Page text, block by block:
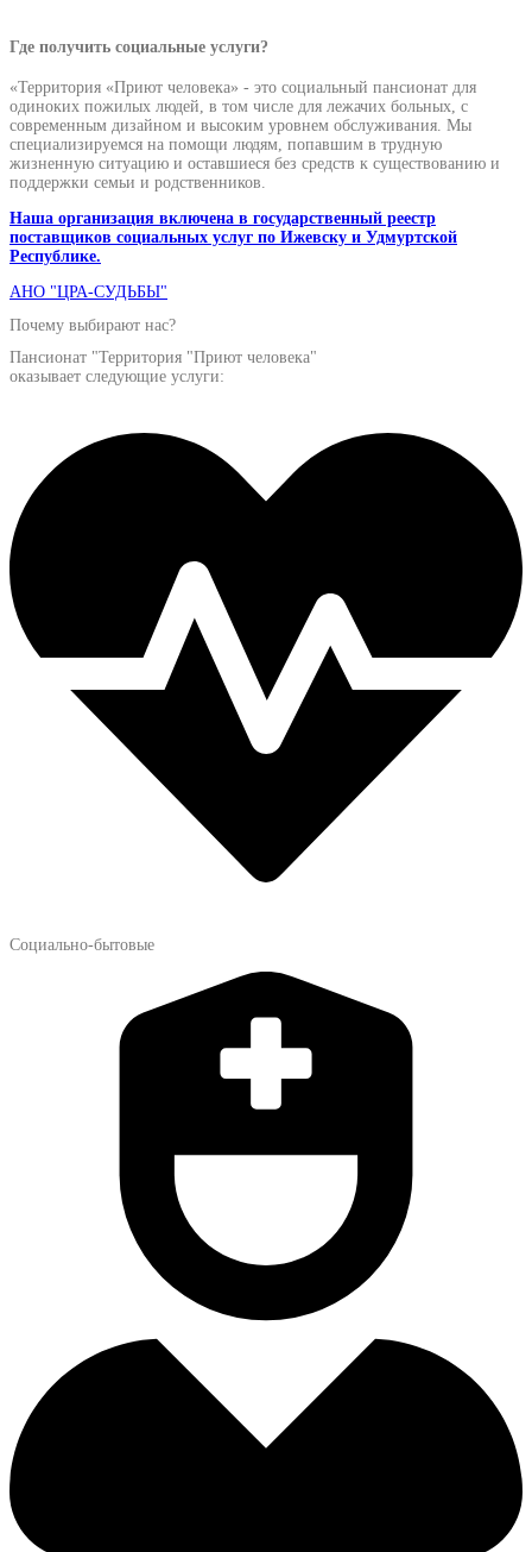
Где получить социальные услуги?
«Территория «Приют человека» - это социальный пансионат для
одиноких пожилых людей, в том числе для лежачих больных, с
современным дизайном и высоким уровнем обслуживания. Мы
специализируемся на помощи людям, попавшим в трудную
жизненную ситуацию и оставшиеся без средств к существованию и
поддержки семьи и родственников.
Наша организация включена в государственный реестр
поставщиков социальных услуг по Ижевску и Удмуртской
Республике.
АНО "ЦРА-СУДЬБЫ"
Почему выбирают нас?
Пансионат "Территория "Приют человека"
оказывает следующие услуги:
Социально-бытовые